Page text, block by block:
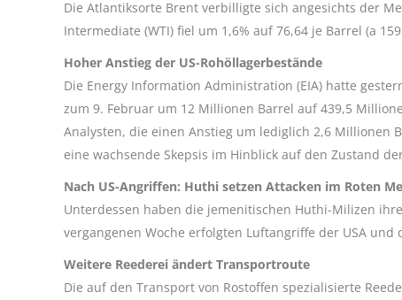
Die Atlantiksorte Brent verbilligte sich angesichts der
Intermediate (WTI) fiel um 1,6% auf 76,64 je Barrel (a
Hoher Anstieg der US-Rohöllagerbestände
Die Energy Information Administration (EIA) hatte
zum 9. Februar um 12 Millionen Barrel auf 439,5
Analysten, die einen Anstieg um lediglich 2,6
eine wachsende Skepsis im Hinblick auf den Zustand
Nach US-Angriffen: Huthi setzen Attacken im Roten
Unterdessen haben die jemenitischen Huthi-Milizen
vergangenen Woche erfolgten Luftangriffe der USA
Weitere Reederei ändert Transportroute
Die auf den Transport von Rostoffen spezialisierte